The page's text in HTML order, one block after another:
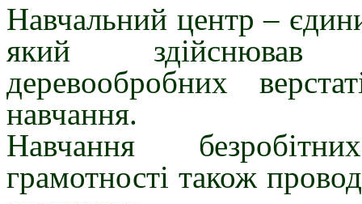
Навчальний центр –
який здійснював
деревообробних
навчання.
Навчання
грамотності також